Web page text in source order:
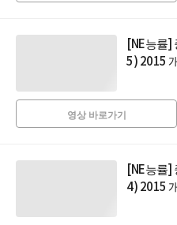
[NE능률]
5) 2015
영상 바로가기
[NE능률]
4) 2015